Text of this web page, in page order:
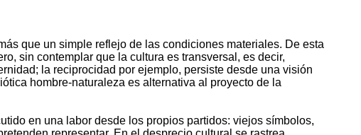
que un simple reflejo de las condiciones materiales. De esta
sin contemplar que la cultura es transversal, es decir,
la reciprocidad por ejemplo, persiste desde una visión
hombre-naturaleza es alternativa al proyecto de la
en una labor desde los propios partidos: viejos símbolos,